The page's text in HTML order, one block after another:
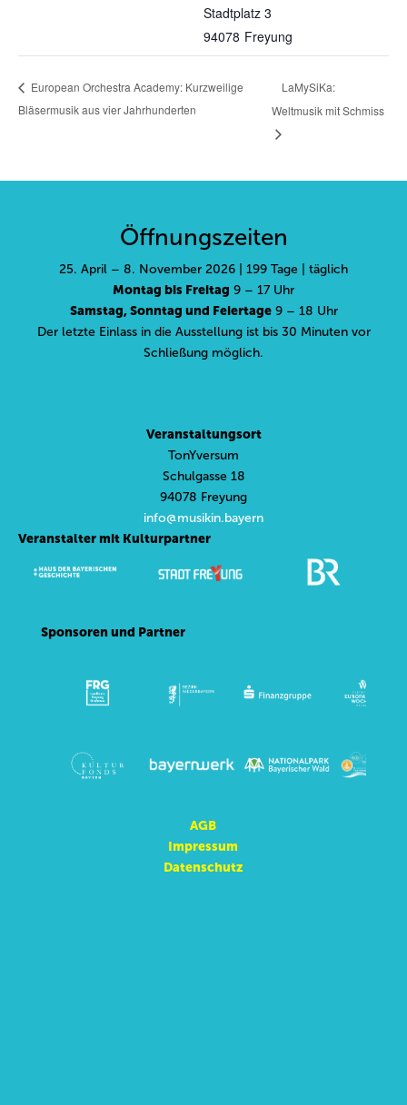
Stadtplatz 3
Freyung
94078
European Orchestra Academy: Kurzweilige
Bläsermusik aus vier Jahrhunderten
LaMySiKa:
Weltmusik mit Schmiss
Öffnungszeiten
25. April – 8. November 2026 | 199 Tage | täglich
Montag bis Freitag 9 – 17 Uhr
Samstag, Sonntag und Feiertage9 – 18 Uhr
Der letzte Einlass in die Ausstellung ist bis 30 Minuten vor
Schließung möglich.
Veranstaltungsort
TonYversum
Schulgasse 18
94078 Freyung
info@musikin.bayern
Veranstalter mit Kulturpartner
Sponsoren und Partner
AGB
Impressum
Datenschutz